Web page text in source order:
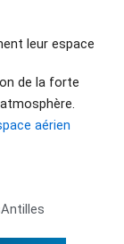
leur espace
de la forte
aérien